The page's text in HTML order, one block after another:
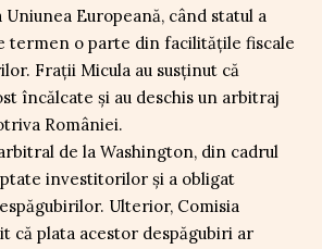
Europeană, când statul a
termen o parte din facilitățile fiscale
Frații Micula au susținut că
încălcate și au deschis un arbitraj
României.
de la Washington, din cadrul
investitorilor și a obligat
Ulterior, Comisia
că plata acestor despăgubiri ar